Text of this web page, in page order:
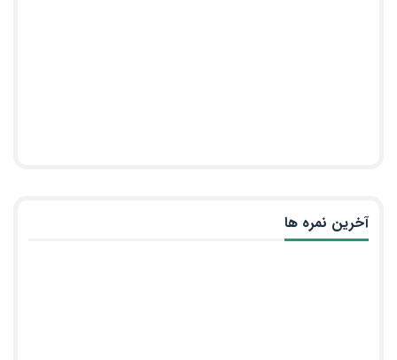
آخرین نمره ها